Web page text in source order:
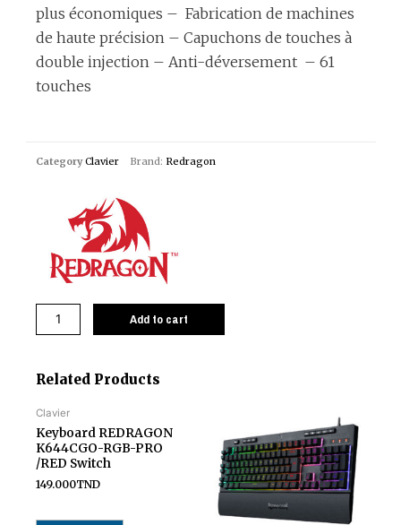
plus économiques – Fabrication de machines
de haute précision – Capuchons de touches à
double injection – Anti-déversement – 61
touches
Category Clavier Brand: Redragon
Add to cart
Related Products
Clavier
Keyboard REDRAGON
K644CGO-RGB-PRO
/RED Switch
149.000TND